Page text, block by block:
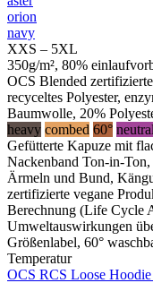
orion
navy
XXS – 5XL
350g/m², 80%
OCS Blended
recyceltes Polyester,
Baumwolle, 20%
heavy combed 60°
Gefütterte Kapuze mit
Nackenband Ton-in-
Ärmeln und Bund,
zertifizierte vegane
Berechnung (Life Cycle
Umweltauswirkungen
Größenlabel, 60°
Temperatur
OCS RCS Loose